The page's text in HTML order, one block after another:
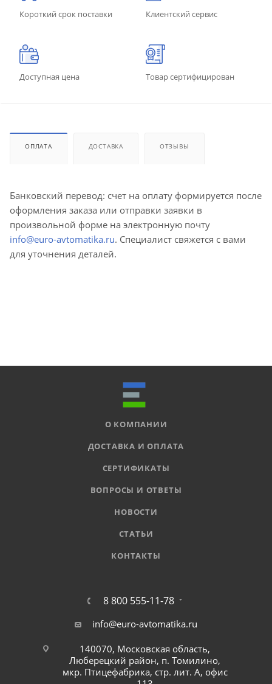
Короткий срок поставки Клиентский сервис
Доступная цена Товар сертифицирован
ОПЛАТА ДОСТАВКА ОТЗЫВЫ
Банковский перевод: счет на оплату формируется после
оформления заказа или отправки заявки в
произвольной форме на электронную почту
info@euro-avtomatika.ru. Специалист свяжется с вами
для уточнения деталей.
О КОМПАНИИ
ДОСТАВКА И ОПЛАТА
СЕРТИФИКАТЫ
ВОПРОСЫ И ОТВЕТЫ
НОВОСТИ
СТАТЬИ
КОНТАКТЫ
8 800 555-11-78
info@euro-avtomatika.ru
140070, Московская область,
Люберецкий район, п. Томилино,
мкр. Птицефабрика, стр. лит. А, офис